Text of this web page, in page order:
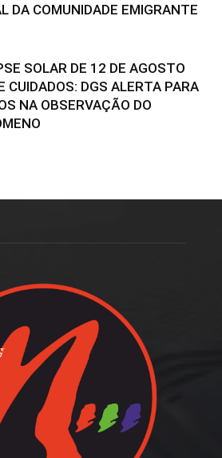
DA COMUNIDADE EMIGRANTE
SOLAR DE 12 DE AGOSTO
CUIDADOS: DGS ALERTA PARA
NA OBSERVAÇÃO DO